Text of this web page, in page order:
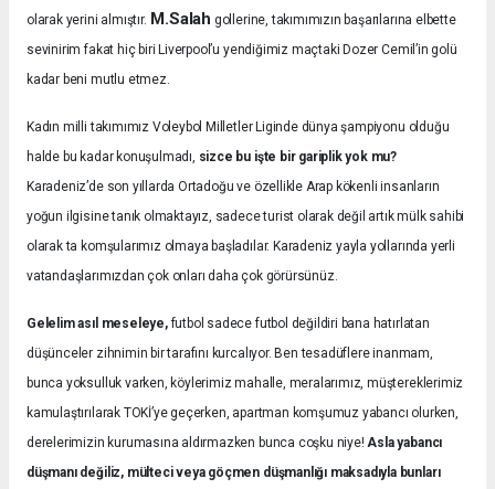
olarak yerini almıştır. M.Salah gollerine, takımımızın başarılarına elbette
sevinirim fakat hiç biri Liverpool’u yendiğimiz maçtaki Dozer Cemil’in golü
kadar beni mutlu etmez.
Kadın milli takımımız Voleybol Milletler Liginde dünya şampiyonu olduğu
halde bu kadar konuşulmadı, sizce bu işte bir gariplik yok mu?
Karadeniz’de son yıllarda Ortadoğu ve özellikle Arap kökenli insanların
yoğun ilgisine tanık olmaktayız, sadece turist olarak değil artık mülk sahibi
olarak ta komşularımız olmaya başladılar. Karadeniz yayla yollarında yerli
vatandaşlarımızdan çok onları daha çok görürsünüz.
Gelelim asıl meseleye,futbol sadece futbol değildiri bana hatırlatan
düşünceler zihnimin bir tarafını kurcalıyor. Ben tesadüflere inanmam,
bunca yoksulluk varken, köylerimiz mahalle, meralarımız, müştereklerimiz
kamulaştırılarak TOKİ’ye geçerken, apartman komşumuz yabancı olurken,
derelerimizin kurumasına aldırmazken bunca coşku niye!Asla yabancı
düşmanı değiliz, mülteci veya göçmen düşmanlığı maksadıyla bunları